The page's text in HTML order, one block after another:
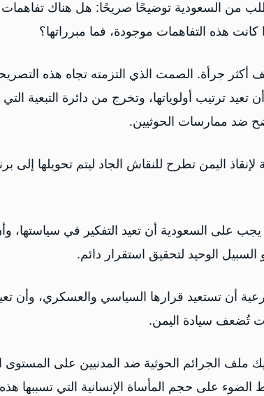
من السعودية توضيحًا صريحًا: هل هناك تفاهمات
هذه التفاهمات موجودة، فما مبرراتها؟
أكثر جرأة. الصمت الذي التزمته تجاه هذه
تعيد ترتيب أولوياتها، وتخرج من دائرة التبعية
ضد ممارسات الحوثيين.
لإنقاذ اليمن تطرح للنقاش الجاد ليتم تحويلها
يجب على السعودية أن تعيد التفكير في
السبيل الوحيد لتحقيق استقرار دائم.
أن تستعيد قرارها السياسي والعسكري، وأن
تُضعف سيادة اليمن.
ملف الجرائم الحوثية ضد المدنيين على المستوى
على حجم المأساة الإنسانية التي تسببها هذه